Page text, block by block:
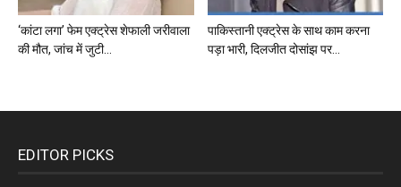
‘कांटा लगा’ फेम एक्ट्रेस शेफाली जरीवाला
की मौत, जांच में जुटी...
पाकिस्तानी एक्ट्रेस के साथ काम करना
पड़ा भारी, दिलजीत दोसांझ पर...
EDITOR PICKS